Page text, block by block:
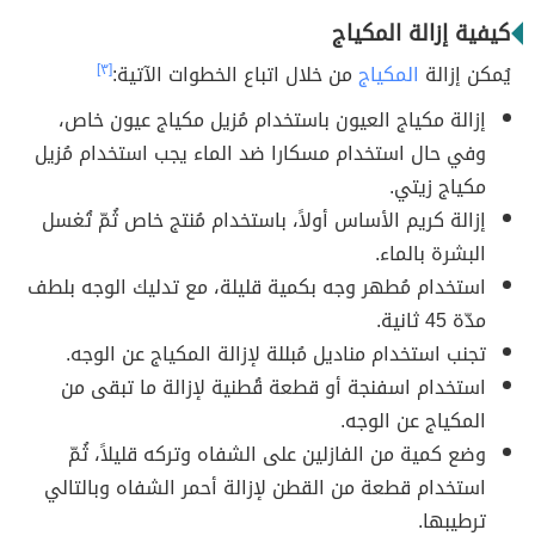
كيفية إزالة المكياج
يُمكن إزالة المكياجمن خلال اتباع الخطوات الآتية:[٣]
إزالة مكياج العيون باستخدام مُزيل مكياج عيون خاص،
وفي حال استخدام مسكارا ضد الماء يجب استخدام مُزيل
مكياج زيتي.
إزالة كريم الأساس أولاً، باستخدام مُنتج خاص ثُمّ تُغسل
البشرة بالماء.
استخدام مُطهر وجه بكمية قليلة، مع تدليك الوجه بلطف
مدّة 45 ثانية.
تجنب استخدام مناديل مُبللة لإزالة المكياج عن الوجه.
استخدام اسفنجة أو قطعة قُطنية لإزالة ما تبقى من
المكياج عن الوجه.
وضع كمية من الفازلين على الشفاه وتركه قليلاً، ثُمّ
استخدام قطعة من القطن لإزالة أحمر الشفاه وبالتالي
ترطيبها.